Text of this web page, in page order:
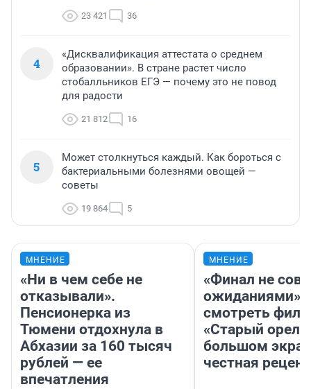
23 421 36
4
«Дисквалификация аттестата о среднем
образовании». В стране растет число
стобалльников ЕГЭ — почему это не повод
для радости
21 812 16
5
Может столкнуться каждый. Как бороться с
бактериальными болезнями овощей —
советы
19 864 5
МНЕНИЕ
«Ни в чем себе не
отказывали».
Пенсионерка из
Тюмени отдохнула в
Абхазии за 160 тысяч
рублей — ее
впечатления
МНЕНИЕ
«Финал не
ожиданиями»:
смотреть
«Старый орел»
большом
честная